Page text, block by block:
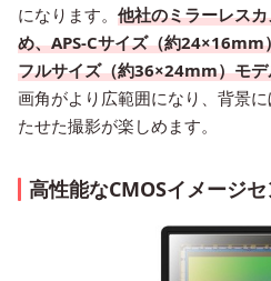
になります。 他社のミラーレス
め、APS-Cサイズ（約24×16mm
フルサイズ（約36×24mm）モ
画角がより広範囲になり、背景
たせた撮影が楽しめます。
高性能なCMOSイメージ